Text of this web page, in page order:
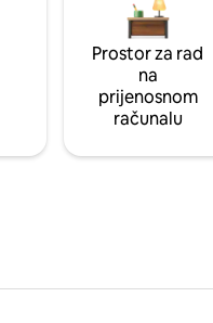
Prostor za rad
na
prijenosnom
računalu